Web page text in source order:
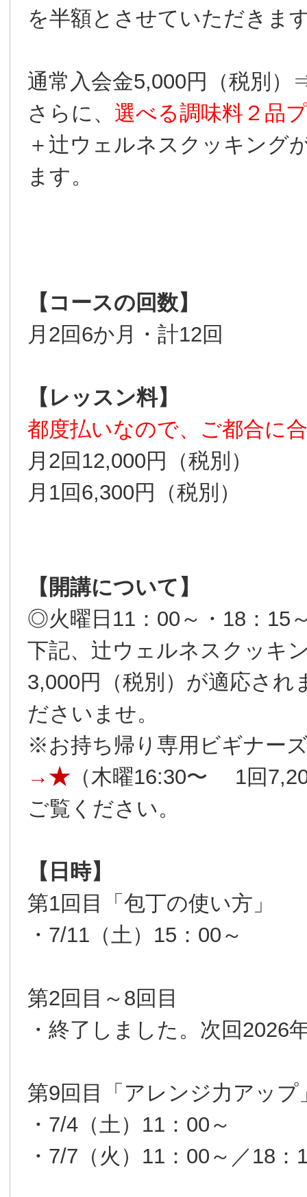
を半額とさせていただきま
通常入会金5,000円（税別）
さらに、 選べる調味料２品
＋辻ウェルネスクッキング
ます。
【コースの回数】
月2回6か月・計12回
【レッスン料】
都度払いなので、ご都合に
月2回12,000円（税別）
月1回6,300円（税別）
【開講について】
◎火曜日11：00～・18：15
下記、辻ウェルネスクッキ
3,000円（税別）が適応さ
ださいませ。
※お持ち帰り専用ビギナー
→★ （木曜16:30〜 1回
ご覧ください。
【日時】
第1回目「包丁の使い方」
・7/11（土）15：00～
第2回目～8回目
・終了しました。次回2026
第9回目「アレンジ力アップ
・7/4（土）11：00～
・7/7（火）11：00～／18：